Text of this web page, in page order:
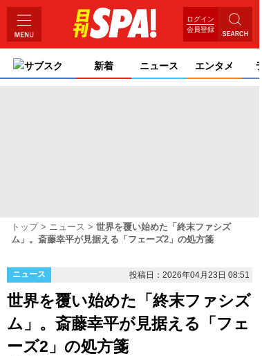
ログイン
会員登録
サブスク 新着 ニュース エンタメ
トップ ニュース
世界を覆い始めた「終末ファシズ
ム」。斎藤幸平が見据える「フェーズ2」の処方箋
ニュース 投稿日：2026年04月23日 08:51
世界を覆い始めた「終末ファシズ
ム」。斎藤幸平が見据える「フェ
ーズ2」の処方箋